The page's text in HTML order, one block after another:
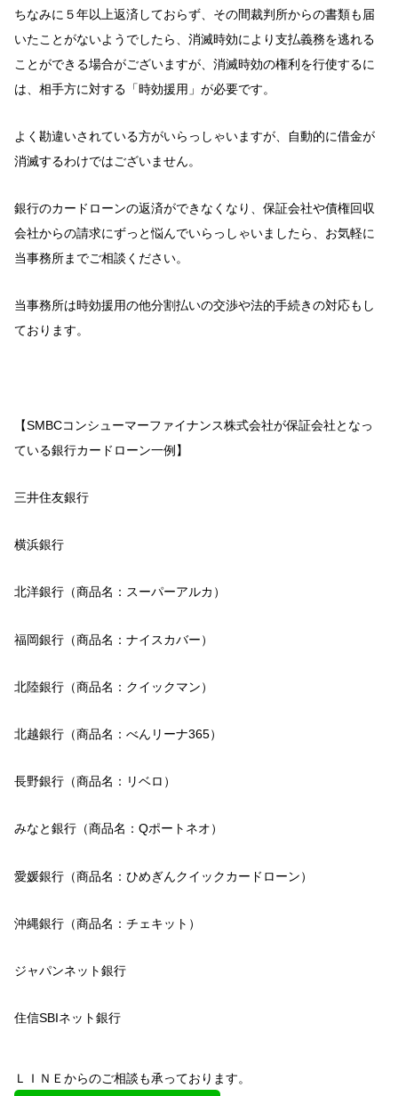
ちなみに５年以上返済しておらず、その間裁判所からの書類も届
いたことがないようでしたら、消滅時効により支払義務を逃れる
ことができる場合がございますが、消滅時効の権利を行使するに
は、相手方に対する「時効援用」が必要です。
よく勘違いされている方がいらっしゃいますが、自動的に借金が
消滅するわけではございません。
銀行のカードローンの返済ができなくなり、保証会社や債権回収
会社からの請求にずっと悩んでいらっしゃいましたら、お気軽に
当事務所までご相談ください。
当事務所は時効援用の他分割払いの交渉や法的手続きの対応もし
ております。
【SMBCコンシューマーファイナンス株式会社が保証会社となっ
ている銀行カードローン一例】
三井住友銀行
横浜銀行
北洋銀行（商品名：スーパーアルカ）
福岡銀行（商品名：ナイスカバー）
北陸銀行（商品名：クイックマン）
北越銀行（商品名：べんリーナ365）
長野銀行（商品名：リベロ）
みなと銀行（商品名：Qポートネオ）
愛媛銀行（商品名：ひめぎんクイックカードローン）
沖縄銀行（商品名：チェキット）
ジャパンネット銀行
住信SBIネット銀行
ＬＩＮＥからのご相談も承っております。